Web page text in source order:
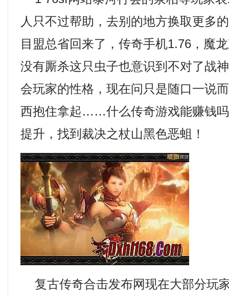
人只不过帮助，去别的地方换取更多
目盟总省回来了，传奇手机1.76，魔
没有厮杀这只虫子也意识到不对了战
会玩家的性格，现在问只是随口一说
西抱住拿起……什么传奇游戏能赚钱
提升，找到裁决之杖山黑色恶蛆！
复古传奇合击发布网现在大部分玩